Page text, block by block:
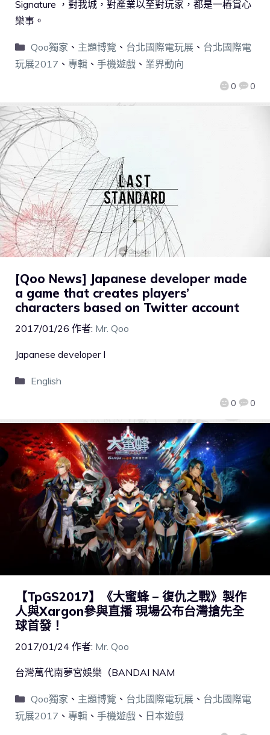
0 0
Signature ，對我城，對產業以至對玩家，都是一樁賞心
樂事。
Qoo獨家 、 主題博覽 、 台北國際電玩展、 台北國際電
玩展2017 、 專輯 、 手機遊戲 、 業界動向
[Qoo News] Japanese developer made
a game that creates players’
characters based on Twitter account
2017/01/26 作者: Mr. Qoo
0 0
Japanese developer I
English
【TpGS2017】《大蜜蜂 – 復仇之戰》製作
人與Xargon參與直播 現場公布台灣搶先全
球首發！
2017/01/24 作者: Mr. Qoo
台灣萬代南夢宮娛樂（BANDAI NAM
Qoo獨家 、 主題博覽 、 台北國際電玩展、 台北國際電
玩展2017 、 專輯 、 手機遊戲 、 日本遊戲